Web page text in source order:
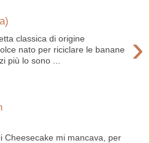
›
classica di origine
nato per riciclare le banane
più lo sono ...
Cheesecake mi mancava, per